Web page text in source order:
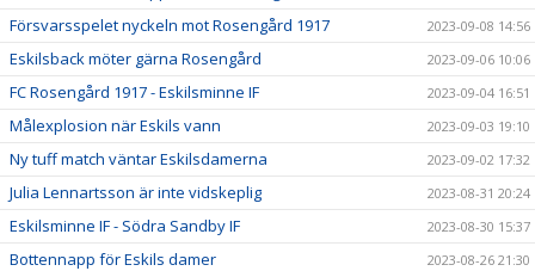
Försvarsspelet nyckeln mot Rosengård 1917 2023-09-08 14:56
Eskilsback möter gärna Rosengård 2023-09-06 10:06
FC Rosengård 1917 - Eskilsminne IF 2023-09-04 16:51
Målexplosion när Eskils vann 2023-09-03 19:10
Ny tuff match väntar Eskilsdamerna 2023-09-02 17:32
Julia Lennartsson är inte vidskeplig 2023-08-31 20:24
Eskilsminne IF - Södra Sandby IF 2023-08-30 15:37
Bottennapp för Eskils damer 2023-08-26 21:30